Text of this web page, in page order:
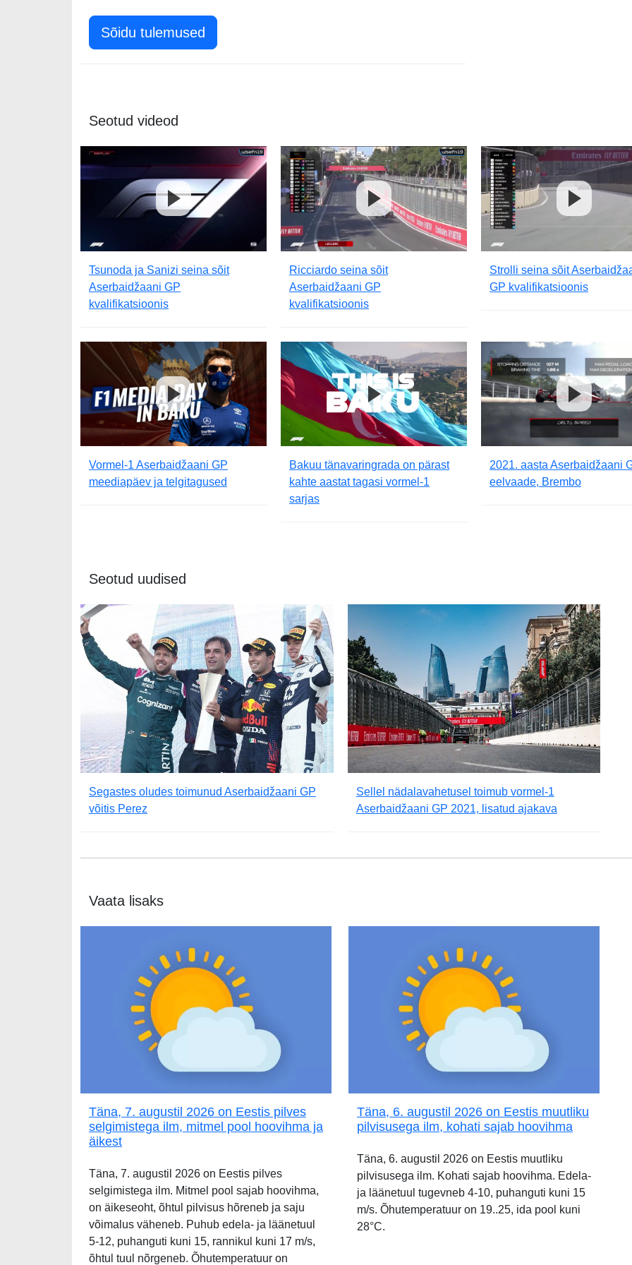
Sõidu tulemused
Seotud videod
Tsunoda ja Sanizi seina sõit
Aserbaidžaani GP
kvalifikatsioonis
Ricciardo seina sõit
Aserbaidžaani GP
kvalifikatsioonis
Strolli seina sõit
GP kvalifikatsioonis
Vormel-1 Aserbaidžaani GP
meediapäev ja telgitagused
Bakuu tänavaringrada on pärast
kahte aastat tagasi vormel-1
sarjas
2021. aasta Aserbaidžaani
eelvaade, Brembo
Seotud uudised
Segastes oludes toimunud Aserbaidžaani GP
võitis Perez
Sellel nädalavahetusel toimub vormel-1
Aserbaidžaani GP 2021, lisatud ajakava
Vaata lisaks
Täna, 7. augustil 2026 on Eestis pilves
selgimistega ilm, mitmel pool hoovihma ja
äikest
Täna, 7. augustil 2026 on Eestis pilves
selgimistega ilm. Mitmel pool sajab hoovihma,
on äikeseoht, õhtul pilvisus hõreneb ja saju
võimalus väheneb. Puhub edela- ja läänetuul
5-12, puhanguti kuni 15, rannikul kuni 17 m/s,
õhtul tuul nõrgeneb. Õhutemperatuur on
Täna, 6. augustil 2026 on Eestis muutliku
pilvisusega ilm, kohati sajab hoovihma
Täna, 6. augustil 2026 on Eestis muutliku
pilvisusega ilm. Kohati sajab hoovihma. Edela-
ja läänetuul tugevneb 4-10, puhanguti kuni 15
m/s. Õhutemperatuur on 19..25, ida pool kuni
28°C.